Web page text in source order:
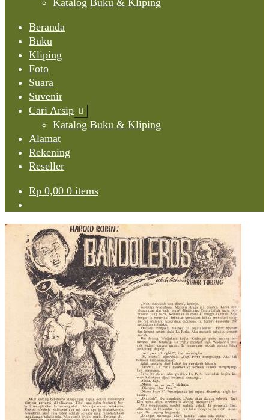
Katalog Buku & Kliping
Beranda
Buku
Kliping
Foto
Suara
Suvenir
Cari Arsip Expand
child
menu
Katalog Buku & Kliping
Alamat
Rekening
Reseller
Rp 0,00 0 items